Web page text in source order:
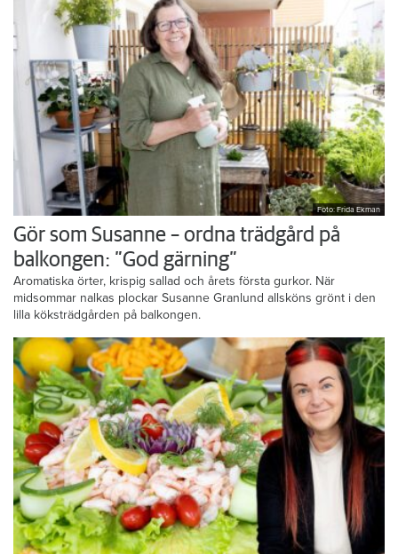
Foto: Frida Ekman
Gör som Susanne – ordna trädgård på
balkongen: ”God gärning”
Aromatiska örter, krispig sallad och årets första gurkor. När
midsommar nalkas plockar Susanne Granlund allsköns grönt i den
lilla köksträdgården på balkongen.